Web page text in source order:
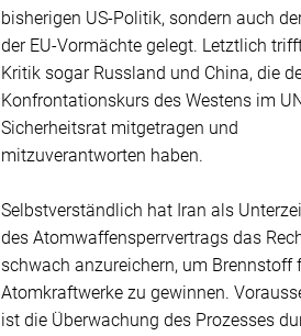
bisherigen US-Politik, sondern auch
der EU-Vormächte gelegt. Letztlich
Kritik sogar Russland und China, die
Konfrontationskurs des Westens im
Sicherheitsrat mitgetragen und
mitzuverantworten haben.
Selbstverständlich hat Iran als
des Atomwaffensperrvertrags das
schwach anzureichern, um Brennstoff
Atomkraftwerke zu gewinnen.
ist die Überwachung des Prozesses